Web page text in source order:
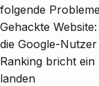
folgende
Gehackte
die Google-
Ranking bricht
landen